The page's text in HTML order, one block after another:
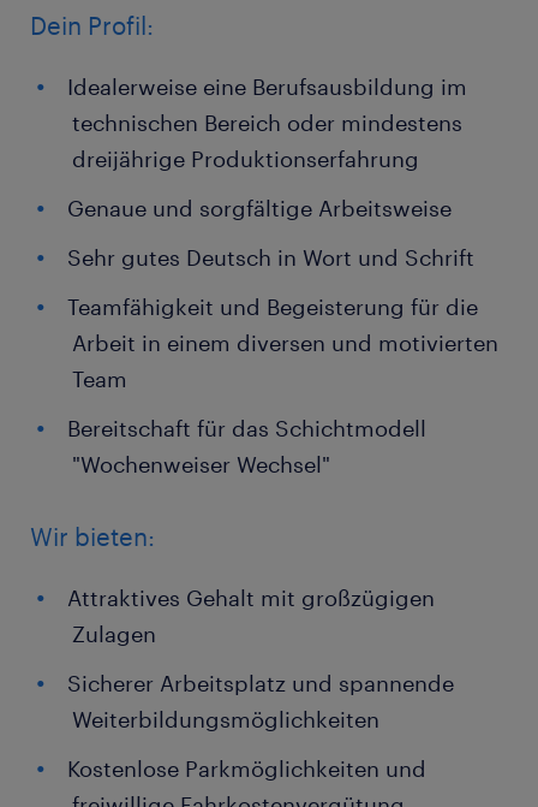
Dein Profil:
Idealerweise eine Berufsausbildung im
technischen Bereich oder mindestens
dreijährige Produktionserfahrung
Genaue und sorgfältige Arbeitsweise
Sehr gutes Deutsch in Wort und Schrift
Teamfähigkeit und Begeisterung für die
Arbeit in einem diversen und motivierten
Team
Bereitschaft für das Schichtmodell
"Wochenweiser Wechsel"
Wir bieten:
Attraktives Gehalt mit großzügigen
Zulagen
Sicherer Arbeitsplatz und spannende
Weiterbildungsmöglichkeiten
Kostenlose Parkmöglichkeiten und